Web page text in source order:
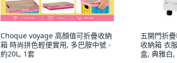
Choque voyage 高顏值可折疊收納
箱 時尚拼色輕便實用, 多巴胺中號 -
約20L, 1套
五開門折
收納箱 衣
盒, 典雅白,